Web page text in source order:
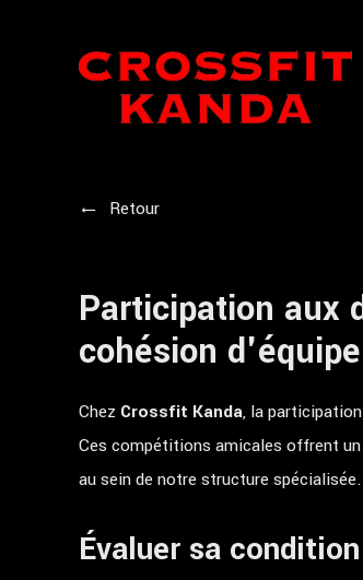
Retour
Participation aux
cohésion
Chez Crossfit Kanda, la
Ces compétitions amicales offrent
au sein de notre structure spécialisée.
Évaluer sa